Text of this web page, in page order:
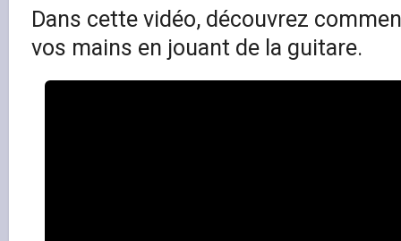
Dans cette vidéo, découvrez
vos mains en jouant de la guitare.